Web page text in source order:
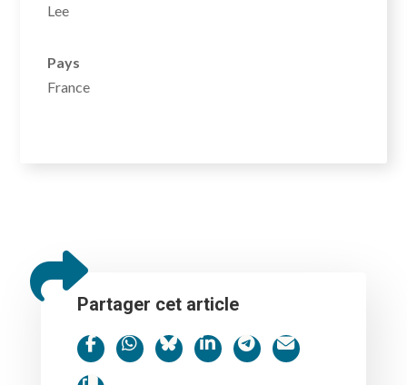
Lee
Pays
France
Partager cet article